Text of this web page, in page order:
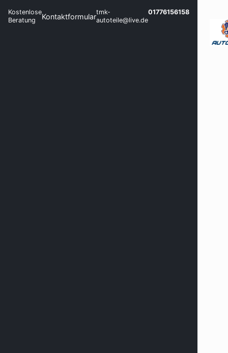
Kostenlose
Beratung
Kontaktformulartmk-
autoteile@live.de
01776156158